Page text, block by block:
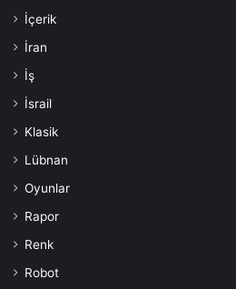
İçerik
İran
İş
İsrail
Klasik
Lübnan
Oyunlar
Rapor
Renk
Robot